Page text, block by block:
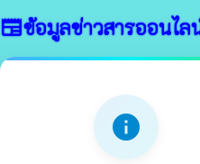
newspaperข้อมูลข่าวสารออนไล
info